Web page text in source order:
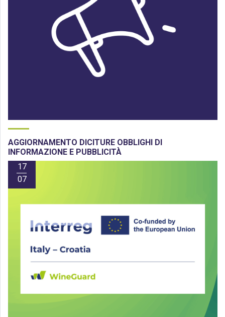
AGGIORNAMENTO DICITURE OBBLIGHI DI
INFORMAZIONE E PUBBLICITÀ
17
07